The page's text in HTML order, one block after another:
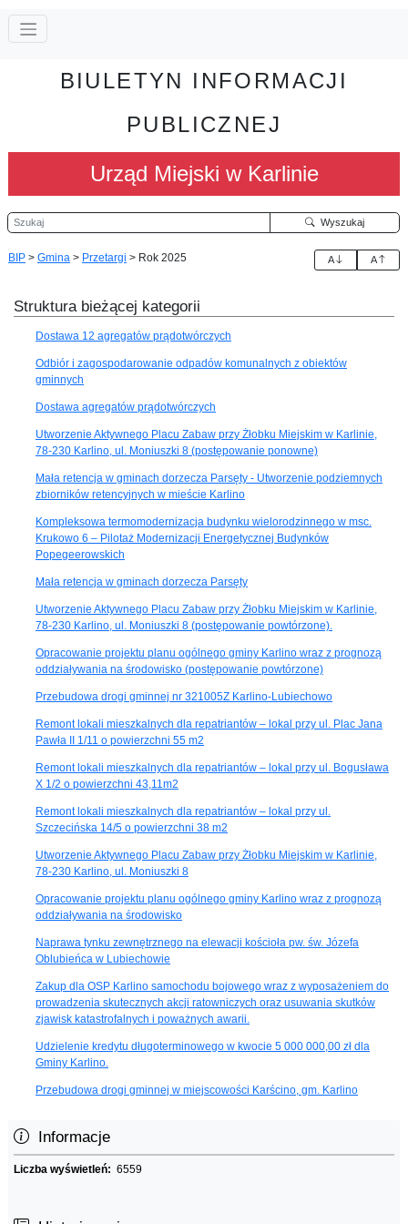
BIULETYN INFORMACJI
PUBLICZNEJ
Urząd Miejski w Karlinie
Szukaj Wyszukaj
BIP > Gmina > Przetargi > Rok 2025 A A
Struktura bieżącej kategorii
Dostawa 12 agregatów prądotwórczych
Odbiór i zagospodarowanie odpadów komunalnych z obiektów
gminnych
Dostawa agregatów prądotwórczych
Utworzenie Aktywnego Placu Zabaw przy Żłobku Miejskim w Karlinie,
78-230 Karlino, ul. Moniuszki 8 (postępowanie ponowne)
Mała retencja w gminach dorzecza Parsęty - Utworzenie podziemnych
zbiorników retencyjnych w mieście Karlino
Kompleksowa termomodernizacja budynku wielorodzinnego w msc.
Krukowo 6 – Pilotaż Modernizacji Energetycznej Budynków
Popegeerowskich
Mała retencja w gminach dorzecza Parsęty
Utworzenie Aktywnego Placu Zabaw przy Żłobku Miejskim w Karlinie,
78-230 Karlino, ul. Moniuszki 8 (postępowanie powtórzone).
Opracowanie projektu planu ogólnego gminy Karlino wraz z prognozą
oddziaływania na środowisko (postępowanie powtórzone)
Przebudowa drogi gminnej nr 321005Z Karlino-Lubiechowo
Remont lokali mieszkalnych dla repatriantów – lokal przy ul. Plac Jana
Pawła II 1/11 o powierzchni 55 m2
Remont lokali mieszkalnych dla repatriantów – lokal przy ul. Bogusława
X 1/2 o powierzchni 43,11m2
Remont lokali mieszkalnych dla repatriantów – lokal przy ul.
Szczecińska 14/5 o powierzchni 38 m2
Utworzenie Aktywnego Placu Zabaw przy Żłobku Miejskim w Karlinie,
78-230 Karlino, ul. Moniuszki 8
Opracowanie projektu planu ogólnego gminy Karlino wraz z prognozą
oddziaływania na środowisko
Naprawa tynku zewnętrznego na elewacji kościoła pw. św. Józefa
Oblubieńca w Lubiechowie
Zakup dla OSP Karlino samochodu bojowego wraz z wyposażeniem do
prowadzenia skutecznych akcji ratowniczych oraz usuwania skutków
zjawisk katastrofalnych i poważnych awarii.
Udzielenie kredytu długoterminowego w kwocie 5 000 000,00 zł dla
Gminy Karlino.
Przebudowa drogi gminnej w miejscowości Karścino, gm. Karlino
Informacje
Liczba wyświetleń: 6559